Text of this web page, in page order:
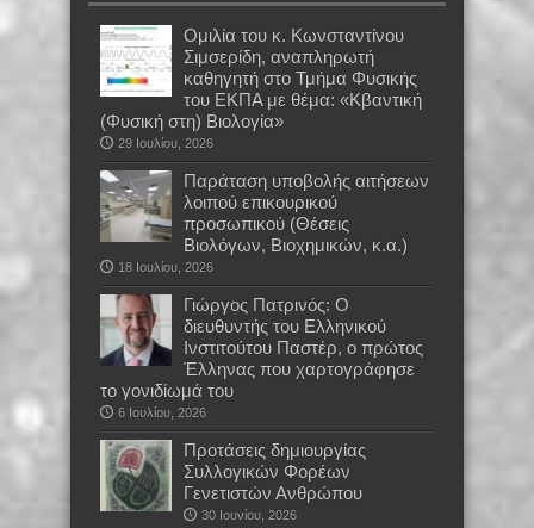
Oμιλία του κ. Κωνσταντίνου
Σιμσερίδη, αναπληρωτή
καθηγητή στο Τμήμα Φυσικής
του ΕΚΠΑ με θέμα: «Κβαντική
(Φυσική στη) Βιολογία»
29 Ιουλίου, 2026
Παράταση υποβολής αιτήσεων
λοιπού επικουρικού
προσωπικού (Θέσεις
Βιολόγων, Βιοχημικών, κ.α.)
18 Ιουλίου, 2026
Γιώργος Πατρινός: Ο
διευθυντής του Ελληνικού
Ινστιτούτου Παστέρ, ο πρώτος
Έλληνας που χαρτογράφησε
το γονιδίωμά του
6 Ιουλίου, 2026
Προτάσεις δημιουργίας
Συλλογικών Φορέων
Γενετιστών Ανθρώπου
30 Ιουνίου, 2026